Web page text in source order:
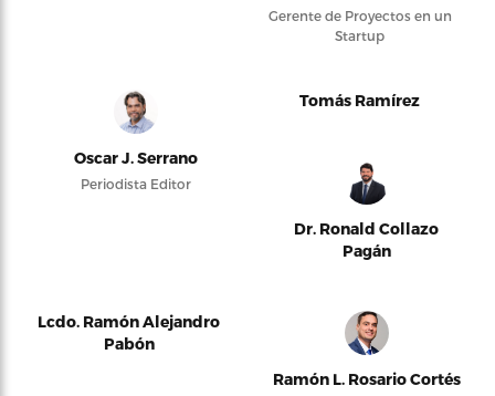
Gerente de Proyectos en un
Startup
Oscar J. Serrano
Periodista Editor
Tomás Ramírez
Dr. Ronald Collazo
Pagán
Lcdo. Ramón Alejandro
Pabón
Ramón L. Rosario Cortés